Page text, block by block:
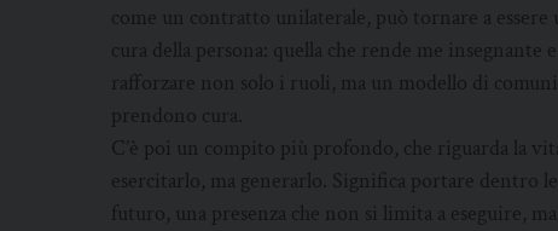
come un contratto unilaterale, può tornare a
cura della persona: quella che rende me
rafforzare non solo i ruoli, ma un modello di
prendono cura.
C’è poi un compito più profondo, che riguarda la
esercitarlo, ma generarlo. Significa portare dentro
futuro, una presenza che non si limita a eseguire,